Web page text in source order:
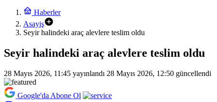
Haberler
Asayiş
Seyir halindeki araç alevlere teslim oldu
Seyir halindeki araç alevlere teslim oldu
28 Mayıs 2026, 11:45 yayınlandı 28 Mayıs 2026, 12:50 güncellendi
Google'da Abone Ol